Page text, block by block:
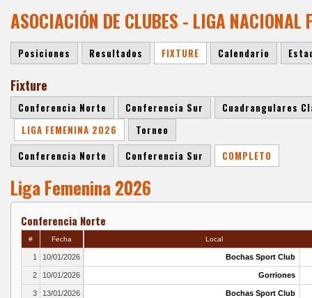
ASOCIACIÓN DE CLUBES - LIGA
Posiciones Resultados FIXTURE Calendario
Fixture
Conferencia Norte Conferencia Sur
Cuadrangulares
LIGA FEMENINA 2026
Torneo
Conferencia Norte
Conferencia Sur COMPLETO
Liga Femenina 2026
Conferencia Norte
# Fecha Local
1 10/01/2026 Bochas Sport Club
2 10/01/2026 Gorriones
3 13/01/2026 Bochas Sport Club